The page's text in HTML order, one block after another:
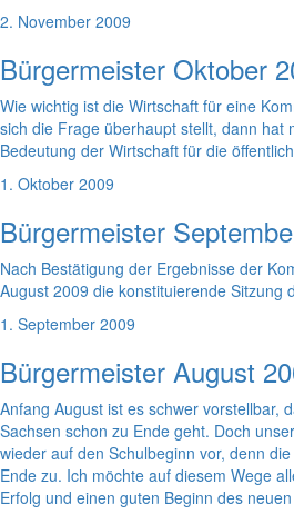
2. November 2009
Bürgermeister Oktober
Wie wichtig ist die Wirtschaft für eine
sich die Frage überhaupt stellt, dann hat
Bedeutung der Wirtschaft für die
1. Oktober 2009
Bürgermeister
Nach Bestätigung der Ergebnisse der
August 2009 die konstituierende Sitzung
1. September 2009
Bürgermeister August
Anfang August ist es schwer vorstellbar,
Sachsen schon zu Ende geht. Doch
wieder auf den Schulbeginn vor, denn
Ende zu. Ich möchte auf diesem Wege
Erfolg und einen guten Beginn des